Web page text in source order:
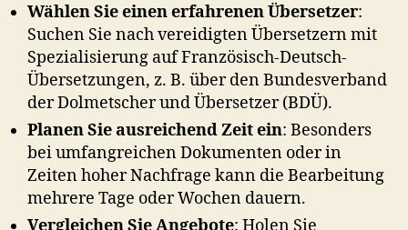
Wählen Sie einen erfahrenen Übersetzer:
Suchen Sie nach vereidigten Übersetzern mit
Spezialisierung auf Französisch-Deutsch-
Übersetzungen, z. B. über den Bundesverband
der Dolmetscher und Übersetzer (BDÜ).
Planen Sie ausreichend Zeit ein: Besonders
bei umfangreichen Dokumenten oder in
Zeiten hoher Nachfrage kann die Bearbeitung
mehrere Tage oder Wochen dauern.